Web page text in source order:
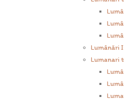
Lumânări
Lumanari